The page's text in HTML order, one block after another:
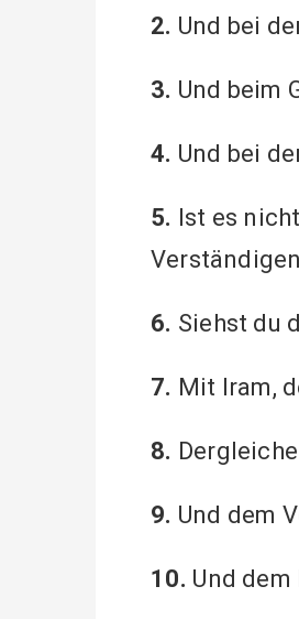
2. Und bei
3. Und beim
4. Und bei
5. Ist es
6. Siehst du
7. Mit Iram,
8.
9. Und dem
10. Und